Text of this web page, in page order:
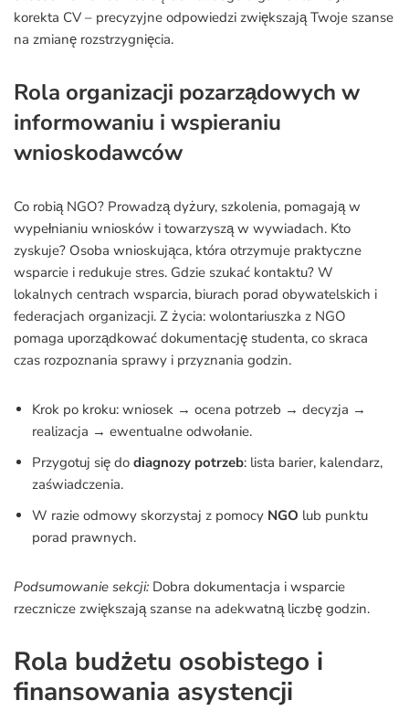
korekta CV – precyzyjne odpowiedzi zwiększają Twoje szanse
na zmianę rozstrzygnięcia.
Rola organizacji pozarządowych w
informowaniu i wspieraniu
wnioskodawców
Co robią NGO? Prowadzą dyżury, szkolenia, pomagają w
wypełnianiu wniosków i towarzyszą w wywiadach. Kto
zyskuje? Osoba wnioskująca, która otrzymuje praktyczne
wsparcie i redukuje stres. Gdzie szukać kontaktu? W
lokalnych centrach wsparcia, biurach porad obywatelskich i
federacjach organizacji. Z życia: wolontariuszka z NGO
pomaga uporządkować dokumentację studenta, co skraca
czas rozpoznania sprawy i przyznania godzin.
Krok po kroku: wniosek → ocena potrzeb → decyzja →
realizacja → ewentualne odwołanie.
Przygotuj się do diagnozy potrzeb: lista barier, kalendarz,
zaświadczenia.
W razie odmowy skorzystaj z pomocy NGO lub punktu
porad prawnych.
Podsumowanie sekcji: Dobra dokumentacja i wsparcie
rzecznicze zwiększają szanse na adekwatną liczbę godzin.
Rola budżetu osobistego i
finansowania asystencji